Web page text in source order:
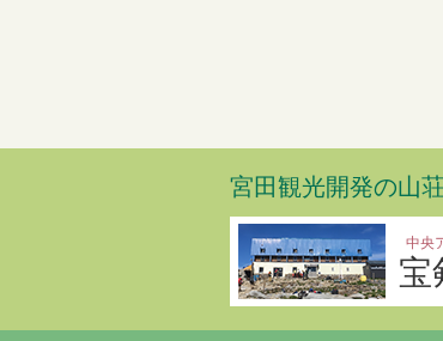
宮田観光開発の山
中央
宝